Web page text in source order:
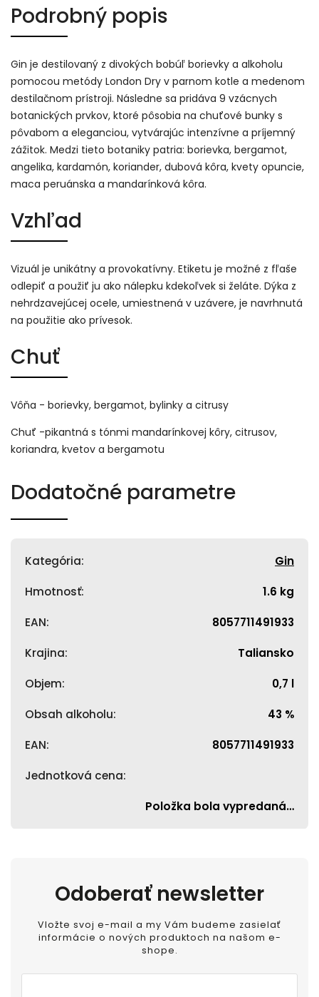
Podrobný popis
Gin je destilovaný z divokých bobúľ borievky a alkoholu
pomocou metódy London Dry v parnom kotle a medenom
destilačnom prístroji. Následne sa pridáva 9 vzácnych
botanických prvkov, ktoré pôsobia na chuťové bunky s
pôvabom a eleganciou, vytvárajúc intenzívne a príjemný
zážitok. Medzi tieto botaniky patria: borievka, bergamot,
angelika, kardamón, koriander, dubová kôra, kvety opuncie,
maca peruánska a mandarínková kôra.
Vzhľad
Vizuál je unikátny a provokatívny. Etiketu je možné z fľaše
odlepiť a použiť ju ako nálepku kdekoľvek si želáte. Dýka z
nehrdzavejúcej ocele, umiestnená v uzávere, je navrhnutá
na použitie ako prívesok.
Chuť
Vôňa - borievky, bergamot, bylinky a citrusy
Chuť -pikantná s tónmi mandarínkovej kôry, citrusov,
koriandra, kvetov a bergamotu
Dodatočné parametre
Kategória: Gin
Hmotnosť: 1.6 kg
EAN: 8057711491933
Krajina: Taliansko
Objem: 0,7 l
Obsah alkoholu: 43 %
EAN: 8057711491933
Jednotková cena:
Položka bola vypredaná…
Odoberať newsletter
Vložte svoj e-mail a my Vám budeme zasielať
informácie o nových produktoch na našom e-
shope.